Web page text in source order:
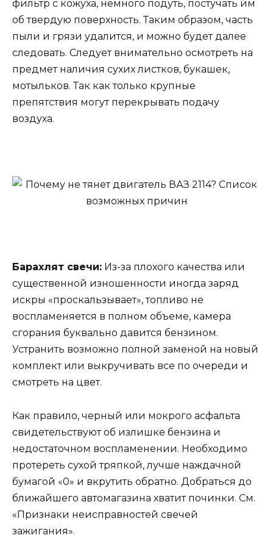
фильтр с кожуха, немного подуть, постучать им
об твердую поверхность. Таким образом, часть
пыли и грязи удалится, и можно будет далее
следовать. Следует внимательно осмотреть на
предмет наличия сухих листков, букашек,
мотыльков. Так как только крупные
препятствия могут перекрывать подачу
воздуха.
Барахлят свечи: Из-за плохого качества или
существенной изношенности иногда заряд
искры «проскальзывает», топливо не
воспламеняется в полном объеме, камера
сгорания буквально давится бензином.
Устранить возможно полной заменой на новый
комплект или выкручивать все по очереди и
смотреть на цвет.
Как правило, черный или мокрого асфальта
свидетельствуют об излишке бензина и
недостаточном воспламенении. Необходимо
протереть сухой тряпкой, лучше наждачной
бумагой «0» и вкрутить обратно. Добраться до
ближайшего автомагазина хватит починки. См.
«Признаки неисправностей свечей
зажигания».